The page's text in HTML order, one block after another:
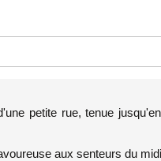
petite rue, tenue
aux senteurs du